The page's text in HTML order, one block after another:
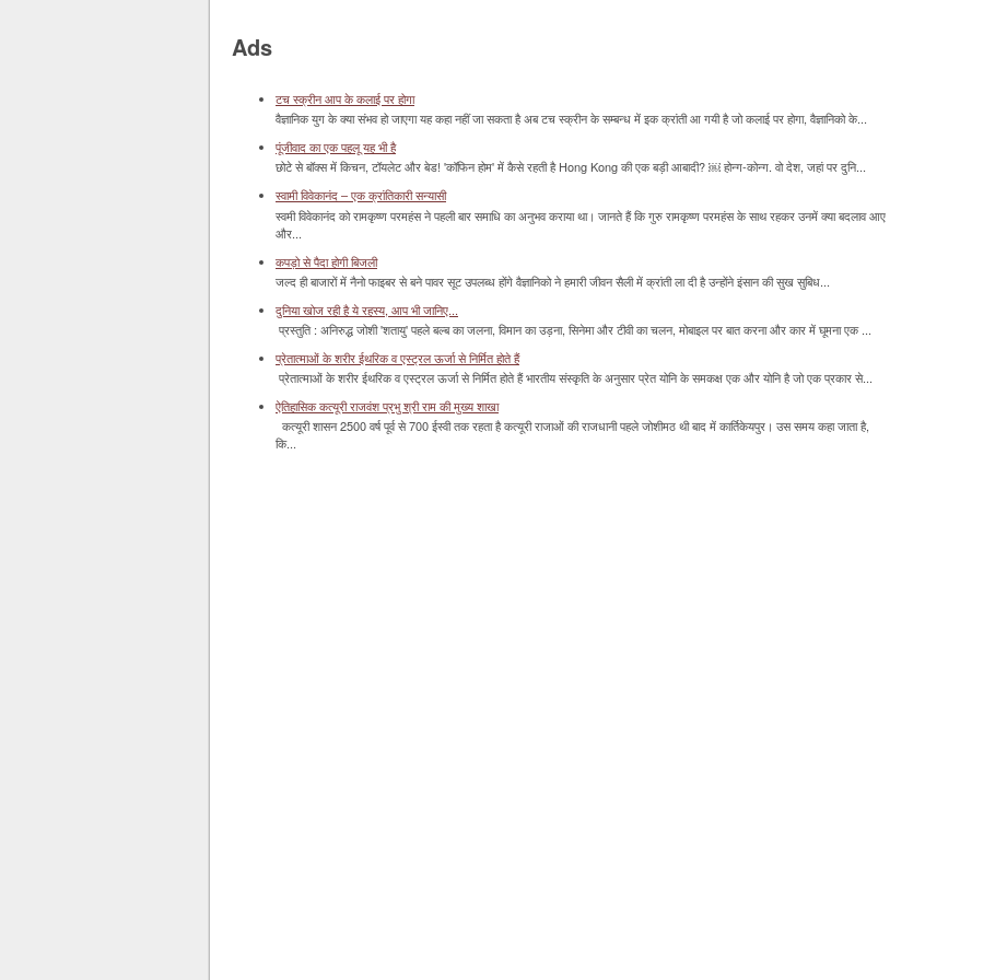
Ads
टच स्क्रीन आप के कलाई पर होगा
वैज्ञानिक युग के क्या संभव हो जाएगा यह कहा नहीं जा सकता है अब टच स्क्रीन के सम्बन्ध में इक क्रांती आ गयी है जो कलाई पर होगा, वैज्ञानिको के...
पूंजीवाद का एक पहलू यह भी है
छोटे से बॉक्‍स में किचन, टॉयलेट और बेड! 'कॉफिन होम' में कैसे रहती है Hong Kong की एक बड़ी आबादी? ￼ होन्ग-कोन्ग. वो देश, जहां पर दुनि...
स्वामी विवेकानंद – एक क्रांतिकारी सन्यासी
स्वमी विवेकानंद को रामकृष्ण परमहंस ने पहली बार समाधि का अनुभव कराया था। जानते हैं कि गुरु रामकृष्ण परमहंस के साथ रहकर उनमें क्या बदलाव आए
और...
कपड़ो से पैदा होगी बिजली
जल्द ही बाजारों में नैनो फाइबर से बने पावर सूट उपलब्ध होंगे वैज्ञानिको ने हमारी जीवन सैली में क्रांती ला दी है उन्होंने इंसान की सुख सुबिध...
दुनिया खोज रही है ये रहस्य, आप भी जानिए...
प्रस्तुति : अनिरुद्ध जोशी 'शतायु' पहले बल्ब का जलना, विमान का उड़ना, सिनेमा और टीवी का चलन, मोबाइल पर बात करना और कार में घूमना एक ...
प्रेतात्माओं के शरीर ईथरिक व एस्ट्रल ऊर्जा से निर्मित होते हैं
प्रेतात्माओं के शरीर ईथरिक व एस्ट्रल ऊर्जा से निर्मित होते हैं भारतीय संस्कृति के अनुसार प्रेत योनि के समकक्ष एक और योनि है जो एक प्रकार से...
ऐतिहासिक कत्यूरी राजवंश प्रभु श्री राम की मुख्य शाखा
कत्यूरी शासन 2500 वर्ष पूर्व से 700 ईस्वी तक रहता है कत्यूरी राजाओं की राजधानी पहले जोशीमठ थी बाद में कार्तिकेयपुर। उस समय कहा जाता है,
कि...